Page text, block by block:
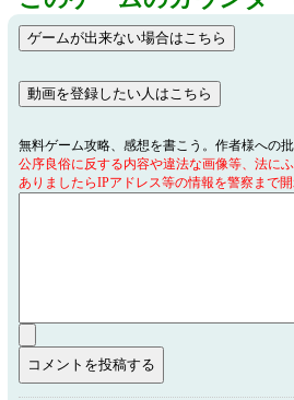
無料ゲーム攻略、感想を書こう。作者様への批
公序良俗に反する内容や違法な画像等、法に
ありましたらIPアドレス等の情報を警察まで